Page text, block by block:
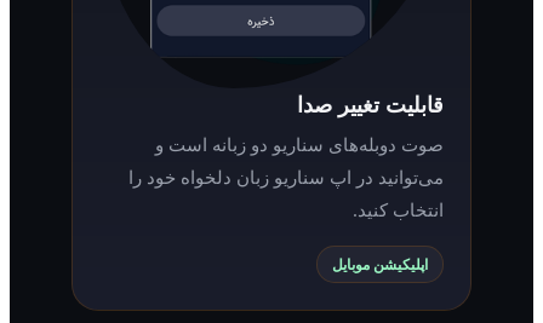
قابلیت تغییر صدا
صوت دوبله‌های سناریو دو زبانه است و
می‌توانید در اپ سناریو زبان دلخواه خود را
انتخاب کنید.
اپلیکیشن موبایل